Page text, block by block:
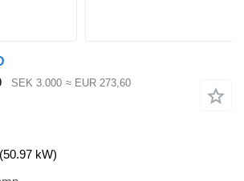
SEK 3.000 ≈ EUR 273,60
kW)